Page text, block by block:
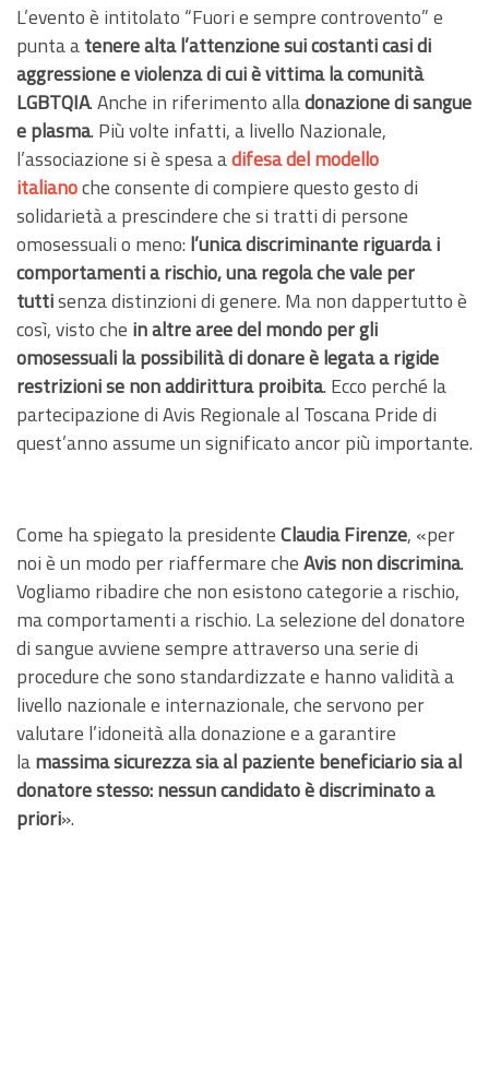
L’evento è intitolato “Fuori e sempre controvento” e
punta atenere alta l’attenzione sui costanti casi di
aggressione e violenza di cui è vittima la comunità
LGBTQIA. Anche in riferimento alladonazione di sangue
e plasma. Più volte infatti, a livello Nazionale,
l’associazione si è spesa adifesa del modello
italianoche consente di compiere questo gesto di
solidarietà a prescindere che si tratti di persone
omosessuali o meno: l’unica discriminante riguarda i
comportamenti a rischio, una regola che vale per
tuttisenza distinzioni di genere. Ma non dappertutto è
così, visto che in altre aree del mondoper gli
omosessualila possibilità di donare è legata a rigide
restrizioni se non addirittura proibita. Ecco perché la
partecipazione di Avis Regionale al Toscana Pride di
quest’anno assume un significato ancor più importante.
Come ha spiegato la presidenteClaudia Firenze, «per
noi è un modo per riaffermare cheAvis non discrimina.
Vogliamo ribadire che non esistono categorie a rischio,
ma comportamenti a rischio. La selezione del donatore
di sangue avviene sempre attraverso una serie di
procedure che sono standardizzate e hanno validità a
livello nazionale e internazionale, che servono per
valutare l’idoneità alla donazione e a garantire
lamassima sicurezza sia al paziente beneficiario sia al
donatore stesso: nessun candidato è discriminato a
priori».